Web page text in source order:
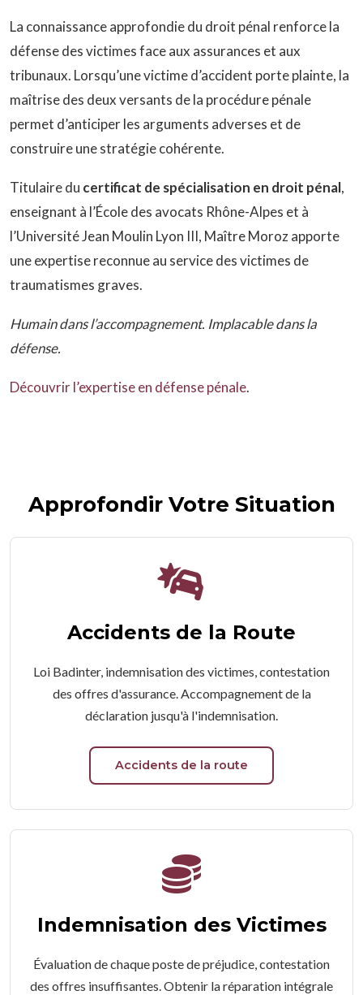
La connaissance approfondie du droit pénal renforce la
défense des victimes face aux assurances et aux
tribunaux. Lorsqu’une victime d’accident porte plainte, la
maîtrise des deux versants de la procédure pénale
permet d’anticiper les arguments adverses et de
construire une stratégie cohérente.
Titulaire du certificat de spécialisation en droit pénal,
enseignant à l’École des avocats Rhône-Alpes et à
l’Université Jean Moulin Lyon III, Maître Moroz apporte
une expertise reconnue au service des victimes de
traumatismes graves.
Humain dans l’accompagnement. Implacable dans la
défense.
Découvrir l’expertise en défense pénale.
Approfondir Votre Situation
Accidents de la Route
Loi Badinter, indemnisation des victimes, contestation
des offres d'assurance. Accompagnement de la
déclaration jusqu'à l'indemnisation.
Accidents de la route
Indemnisation des Victimes
Évaluation de chaque poste de préjudice, contestation
des offres insuffisantes. Obtenir la réparation intégrale